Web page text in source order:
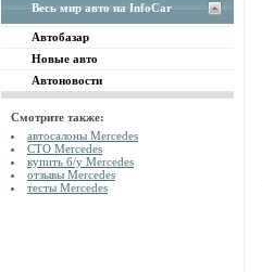
Весь мир авто на InfoCar
Автобазар
Новые авто
Автоновости
Смотрите также:
автосалоны Mercedes
СТО Mercedes
купить б/у Mercedes
отзывы Mercedes
тесты Mercedes